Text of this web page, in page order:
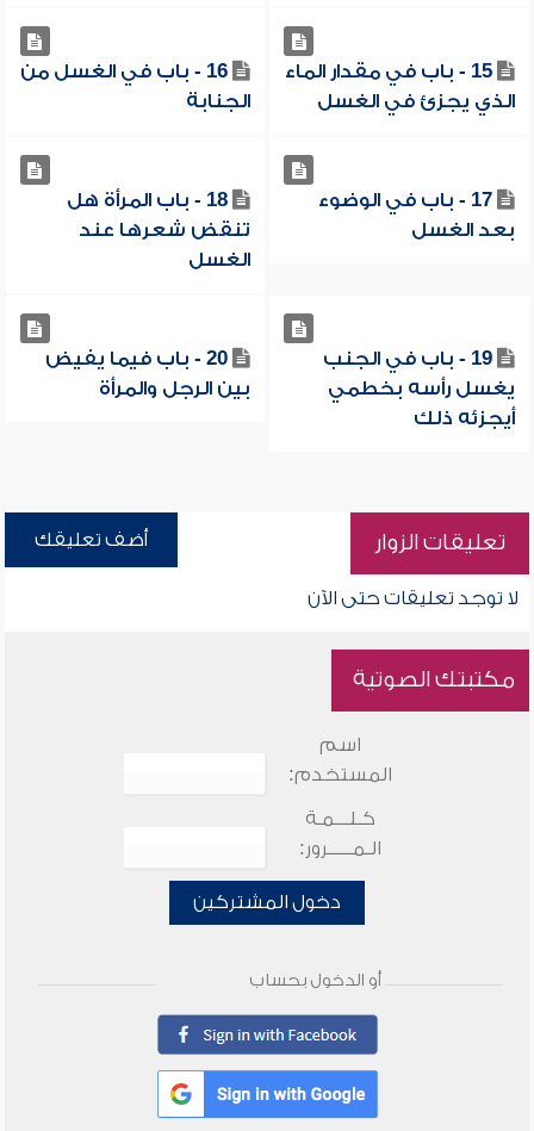
15 - باب في مقدار الماء
الذي يجزئ في الغسل
16 - باب في الغسل من
الجنابة
17 - باب في الوضوء
بعد الغسل
18 - باب المرأة هل
تنقض شعرها عند
الغسل
19 - باب في الجنب
يغسل رأسه بخطمي
أيجزئه ذلك
20 - باب فيما يفيض
بين الرجل والمرأة
تعليقات الزوار أضف تعليقك
لا توجد تعليقات حتى الآن
مكتبتك الصوتية
اسم
المستخدم:
كـلـــمـة
الـمـــــرور:
دخول المشتركين
أو الدخول بحساب